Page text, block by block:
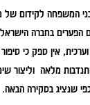
המשפחה לקידום של
בחברה
אין ספק כי סיפור
מלאה וליצור
שנציג בסקירה הבאה.